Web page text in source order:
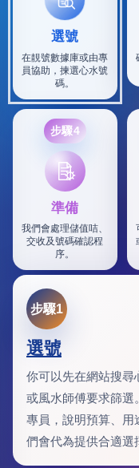
選號
在靚號數據庫或由專
員協助，揀選心水號
碼。
步驟4
準備
我們會處理儲值咭、
交收及號碼確認程
序。
步驟1
選號
你可以先在網站搜尋
或風水師傅要求篩選
專員，說明預算、用
們會代為提供合適選